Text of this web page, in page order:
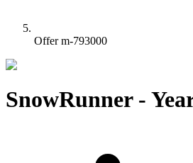
Offer m-793000
SnowRunner -